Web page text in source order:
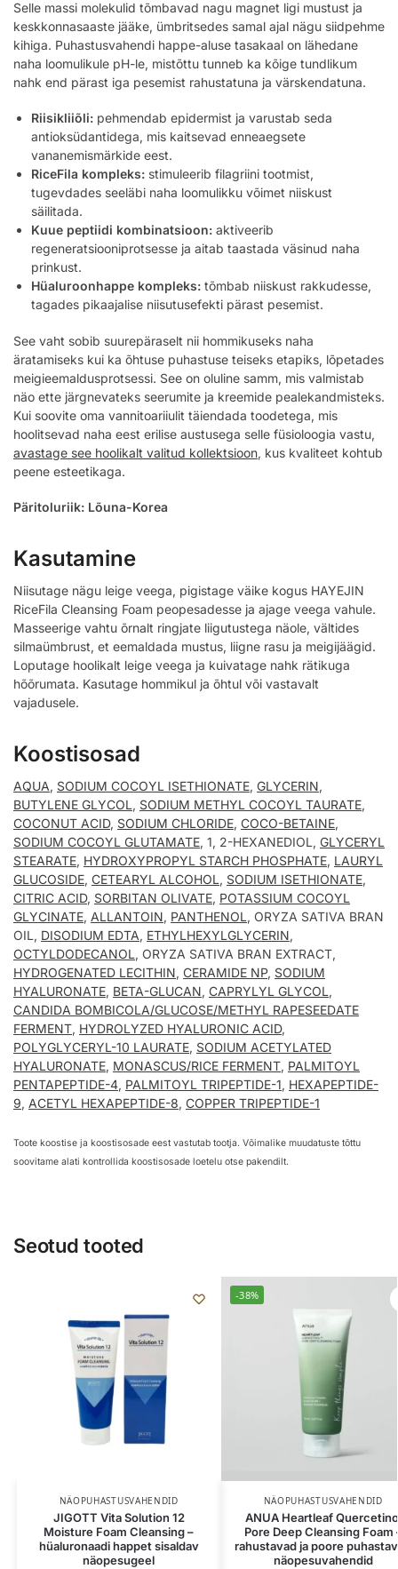
Selle massi molekulid tõmbavad nagu magnet ligi mustust ja
keskkonnasaaste jääke, ümbritsedes samal ajal nägu siidpehme
kihiga. Puhastusvahendi happe-aluse tasakaal on lähedane
naha loomulikule pH-le, mistõttu tunneb ka kõige tundlikum
nahk end pärast iga pesemist rahustatuna ja värskendatuna.
Riisikliiõli: pehmendab epidermist ja varustab seda
antioksüdantidega, mis kaitsevad enneaegsete
vananemismärkide eest.
RiceFila kompleks: stimuleerib filagriini tootmist,
tugevdades seeläbi naha loomulikku võimet niiskust
säilitada.
Kuue peptiidi kombinatsioon: aktiveerib
regeneratsiooniprotsesse ja aitab taastada väsinud naha
prinkust.
Hüaluroonhappe kompleks: tõmbab niiskust rakkudesse,
tagades pikaajalise niisutusefekti pärast pesemist.
See vaht sobib suurepäraselt nii hommikuseks naha
äratamiseks kui ka õhtuse puhastuse teiseks etapiks, lõpetades
meigieemaldusprotsessi. See on oluline samm, mis valmistab
näo ette järgnevateks seerumite ja kreemide pealekandmisteks.
Kui soovite oma vannitoariiulit täiendada toodetega, mis
hoolitsevad naha eest erilise austusega selle füsioloogia vastu,
avastage see hoolikalt valitud kollektsioon, kus kvaliteet kohtub
peene esteetikaga.
Päritoluriik: Lõuna-Korea
Kasutamine
Niisutage nägu leige veega, pigistage väike kogus HAYEJIN
RiceFila Cleansing Foam peopesadesse ja ajage veega vahule.
Masseerige vahtu õrnalt ringjate liigutustega näole, vältides
silmaümbrust, et eemaldada mustus, liigne rasu ja meigijäägid.
Loputage hoolikalt leige veega ja kuivatage nahk rätikuga
hõõrumata. Kasutage hommikul ja õhtul või vastavalt
vajadusele.
Koostisosad
AQUA, SODIUM COCOYL ISETHIONATE, GLYCERIN,
BUTYLENE GLYCOL, SODIUM METHYL COCOYL TAURATE,
COCONUT ACID, SODIUM CHLORIDE, COCO-BETAINE,
SODIUM COCOYL GLUTAMATE, 1, 2-HEXANEDIOL, GLYCERYL
STEARATE, HYDROXYPROPYL STARCH PHOSPHATE, LAURYL
GLUCOSIDE, CETEARYL ALCOHOL, SODIUM ISETHIONATE,
CITRIC ACID, SORBITAN OLIVATE, POTASSIUM COCOYL
GLYCINATE, ALLANTOIN, PANTHENOL, ORYZA SATIVA BRAN
OIL, DISODIUM EDTA, ETHYLHEXYLGLYCERIN,
OCTYLDODECANOL, ORYZA SATIVA BRAN EXTRACT,
HYDROGENATED LECITHIN, CERAMIDE NP, SODIUM
HYALURONATE, BETA-GLUCAN, CAPRYLYL GLYCOL,
CANDIDA BOMBICOLA/GLUCOSE/METHYL RAPESEEDATE
FERMENT, HYDROLYZED HYALURONIC ACID,
POLYGLYCERYL-10 LAURATE, SODIUM ACETYLATED
HYALURONATE, MONASCUS/RICE FERMENT, PALMITOYL
PENTAPEPTIDE-4, PALMITOYL TRIPEPTIDE-1, HEXAPEPTIDE-
9, ACETYL HEXAPEPTIDE-8, COPPER TRIPEPTIDE-1
Toote koostise ja koostisosade eest vastutab tootja. Võimalike muudatuste tõttu
soovitame alati kontrollida koostisosade loetelu otse pakendilt.
Seotud tooted
NÄOPUHASTUSVAHENDID
JIGOTT Vita Solution 12
Moisture Foam Cleansing –
hüaluronaadi happet sisaldav
näopesugeel
-38%
NÄOPUHASTUSVAHENDID
ANUA Heartleaf
Pore Deep Cleansing Foam
rahustavad ja poore
näopesuvahendid